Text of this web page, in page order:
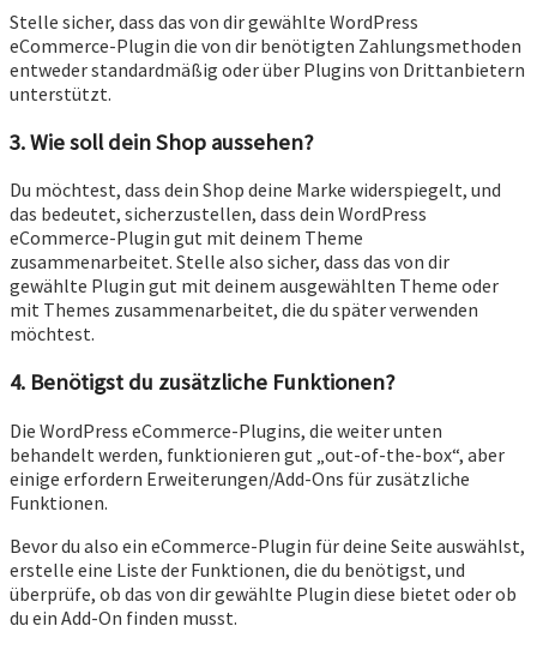
Stelle sicher, dass das von dir gewählte WordPress
eCommerce-Plugin die von dir benötigten Zahlungsmethoden
entweder standardmäßig oder über Plugins von Drittanbietern
unterstützt.
3. Wie soll dein Shop aussehen?
Du möchtest, dass dein Shop deine Marke widerspiegelt, und
das bedeutet, sicherzustellen, dass dein WordPress
eCommerce-Plugin gut mit deinem Theme
zusammenarbeitet. Stelle also sicher, dass das von dir
gewählte Plugin gut mit deinem ausgewählten Theme oder
mit Themes zusammenarbeitet, die du später verwenden
möchtest.
4. Benötigst du zusätzliche Funktionen?
Die WordPress eCommerce-Plugins, die weiter unten
behandelt werden, funktionieren gut „out-of-the-box“, aber
einige erfordern Erweiterungen/Add-Ons für zusätzliche
Funktionen.
Bevor du also ein eCommerce-Plugin für deine Seite auswählst,
erstelle eine Liste der Funktionen, die du benötigst, und
überprüfe, ob das von dir gewählte Plugin diese bietet oder ob
du ein Add-On finden musst.